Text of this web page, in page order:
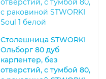
Столешница STWORKI
Ольборг 80 дуб
карпентер, без
отверстий, с тумбой 80,